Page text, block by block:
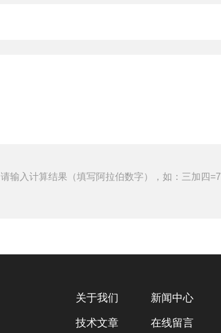
请输入计算结果（填写阿拉伯数字），如：三加四=7
关于我们 新闻中心
技术文章 在线留言